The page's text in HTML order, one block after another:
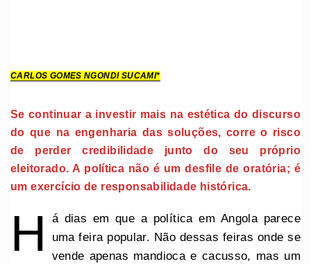
CARLOS GOMES NGONDI SUCAMI*
Se continuar a investir mais na estética do discurso
do que na engenharia das soluções, corre o risco
de perder credibilidade junto do seu próprio
eleitorado. A política não é um desfile de oratória; é
um exercício de responsabilidade histórica.
H
á dias em que a política em Angola parece
uma feira popular. Não dessas feiras onde se
vende apenas mandioca e cacusso, mas um